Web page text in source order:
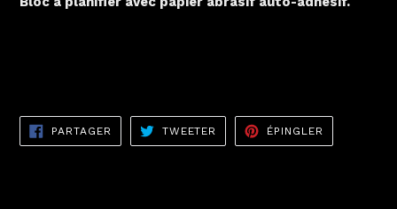
PARTAGER PARTAGER
SUR
FACEBOOK
TWEETER TWEETER
TWITTER
ÉPINGLER
PINTEREST